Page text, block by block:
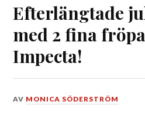
Efterlängtade
med 2 fina
Impecta!
DEN
AV MONICA SÖDERSTRÖM